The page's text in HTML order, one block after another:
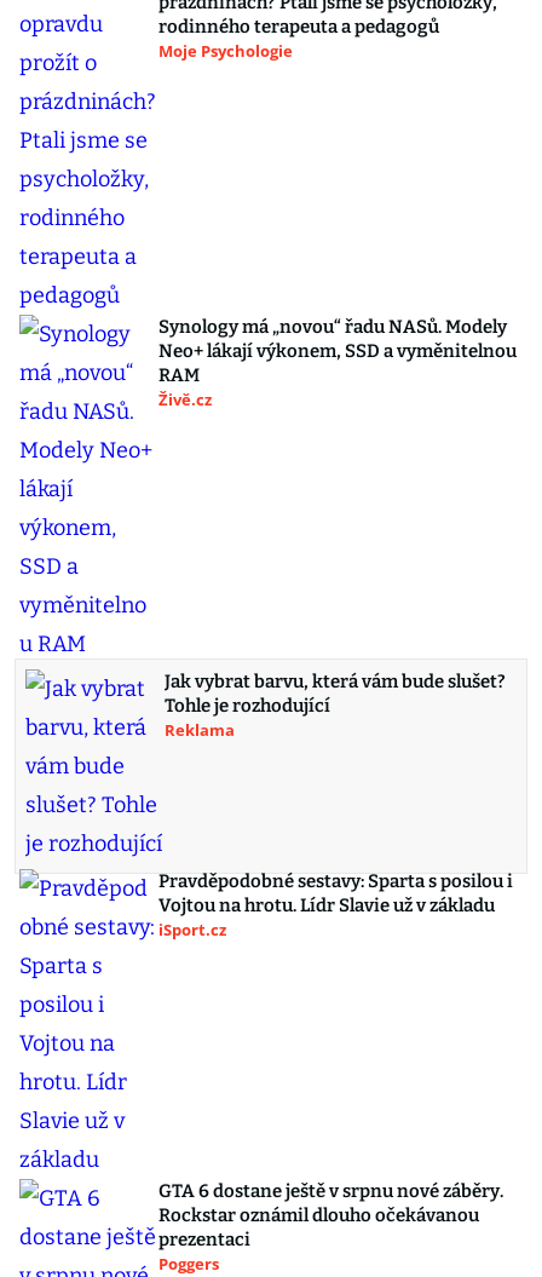
rodinného terapeuta a pedagogů
Moje Psychologie
Synology má „novou“ řadu NASů. Modely
Neo+ lákají výkonem, SSD a vyměnitelnou
RAM
Živě.cz
Jak vybrat barvu, která vám bude slušet?
Tohle je rozhodující
Reklama
Pravděpodobné sestavy: Sparta s posilou i
Vojtou na hrotu. Lídr Slavie už v základu
iSport.cz
GTA 6 dostane ještě v srpnu nové záběry.
Rockstar oznámil dlouho očekávanou
prezentaci
Poggers